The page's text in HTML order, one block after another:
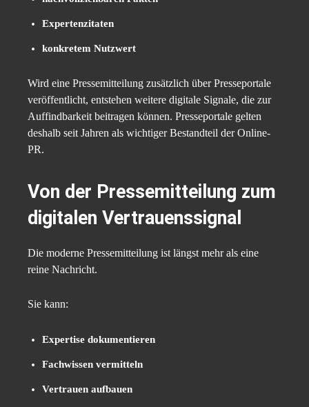
Expertenzitaten
konkretem Nutzwert
Wird eine Pressemitteilung zusätzlich über Presseportale
veröffentlicht, entstehen weitere digitale Signale, die zur
Auffindbarkeit beitragen können. Presseportale gelten
deshalb seit Jahren als wichtiger Bestandteil der Online-
PR.
Von der Pressemitteilung zum
digitalen Vertrauenssignal
Die moderne Pressemitteilung ist längst mehr als eine
reine Nachricht.
Sie kann:
Expertise dokumentieren
Fachwissen vermitteln
Vertrauen aufbauen